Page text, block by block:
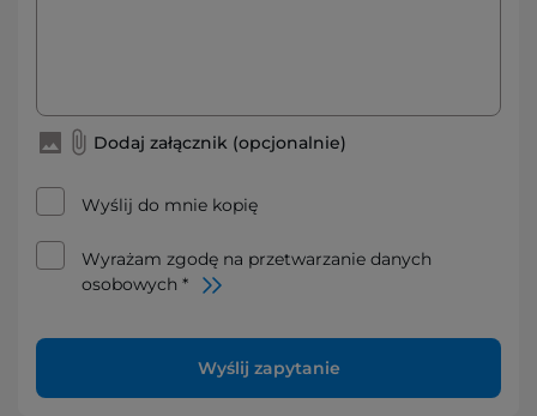
Dodaj załącznik (opcjonalnie)
Wyślij do mnie kopię
Wyrażam zgodę na przetwarzanie danych
osobowych *
Wyślij zapytanie